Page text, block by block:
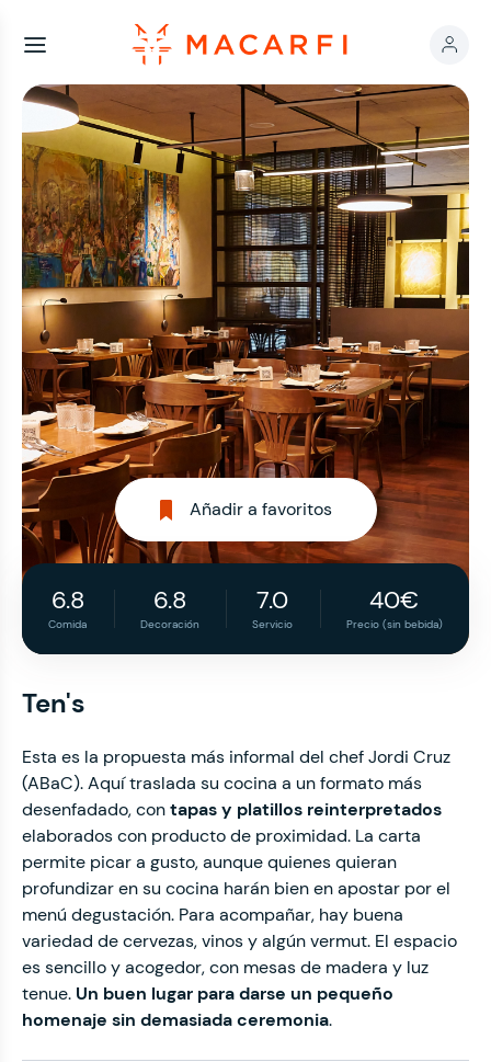
Añadir a favoritos
6.8
Comida
6.8
Decoración
7.0
Servicio
40€
Precio (sin bebida)
Ten's
Esta es la propuesta más informal del chef Jordi Cruz
(ABaC). Aquí traslada su cocina a un formato más
desenfadado, contapas y platillos reinterpretados
elaborados con producto de proximidad. La carta
permite picar a gusto, aunque quienes quieran
profundizar en su cocina harán bien en apostar por el
menú degustación. Para acompañar, hay buena
variedad de cervezas, vinos y algún vermut. El espacio
es sencillo y acogedor, con mesas de madera y luz
tenue. Un buen lugar para darse un pequeño
homenaje sin demasiada ceremonia.